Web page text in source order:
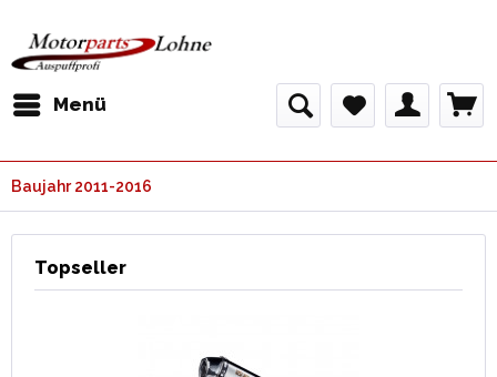
Menü
Baujahr 2011-2016
Topseller